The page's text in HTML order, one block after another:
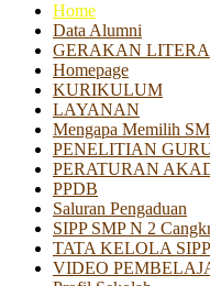
Home
Data Alumni
GERAKAN
Homepage
KURIKULUM
LAYANAN
Mengapa Memilih
PENELITIAN
PERATURAN
PPDB
Saluran Pengaduan
SIPP SMP N 2
TATA KELOLA SIPP
VIDEO